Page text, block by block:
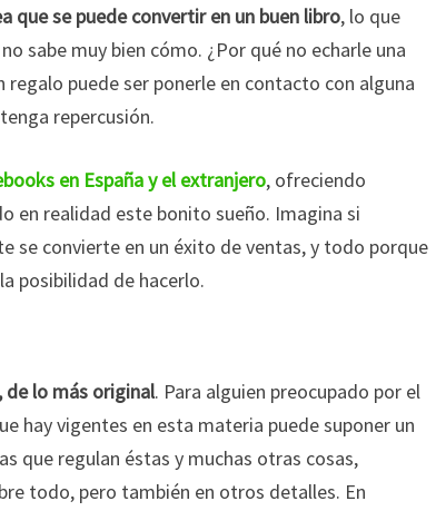
que se puede convertir en un buen libro, lo que
sabe muy bien cómo. ¿Por qué no echarle una
regalo puede ser ponerle en contacto con alguna
repercusión.
en España y el extranjero, ofreciendo
en realidad este bonito sueño. Imagina si
se convierte en un éxito de ventas, y todo porque
posibilidad de hacerlo.
de lo más original. Para alguien preocupado por el
hay vigentes en esta materia puede suponer un
que regulan éstas y muchas otras cosas,
todo, pero también en otros detalles. En